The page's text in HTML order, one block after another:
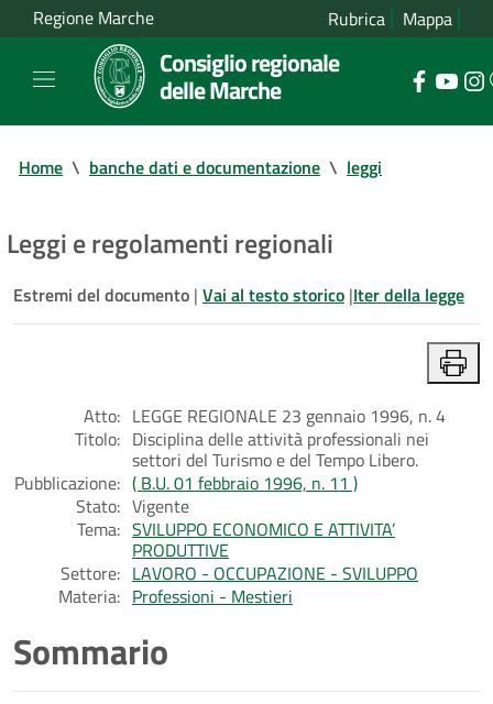
Regione Marche Rubrica Mappa
Consiglio regionale
delle Marche
Home \ banche dati e documentazione \ leggi
Leggi e regolamenti regionali
Estremi del documento | Vai al testo storico |Iter della legge
Atto: LEGGE REGIONALE 23 gennaio 1996, n. 4
Titolo: Disciplina delle attività professionali nei
settori del Turismo e del Tempo Libero.
Pubblicazione: ( B.U. 01 febbraio 1996, n. 11 )
Stato: Vigente
Tema: SVILUPPO ECONOMICO E ATTIVITA’
PRODUTTIVE
Settore: LAVORO - OCCUPAZIONE - SVILUPPO
Materia: Professioni - Mestieri
Sommario